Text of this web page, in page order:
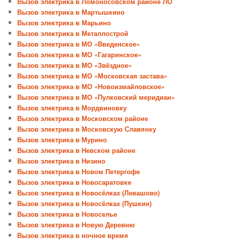
Вызов электрика в Мартышкино
Вызов электрика в Марьино
Вызов электрика в Металлострой
Вызов электрика в МО «Введенское»
Вызов электрика в МО «Гагаринское»
Вызов электрика в МО «Звёздное»
Вызов электрика в МО «Московская застава»
Вызов электрика в МО «Новоизмайловское»
Вызов электрика в МО «Пулковский меридиан»
Вызов электрика в Мордвиновку
Вызов электрика в Московском районе
Вызов электрика в Московскую Славянку
Вызов электрика в Мурино
Вызов электрика в Невском районе
Вызов электрика в Низино
Вызов электрика в Новом Петергофе
Вызов электрика в Новосаратовке
Вызов электрика в Новосёлках (Левашово)
Вызов электрика в Новосёлках (Пушкин)
Вызов электрика в Новоселье
Вызов электрика в Новую Деревню
Вызов электрика в ночное время